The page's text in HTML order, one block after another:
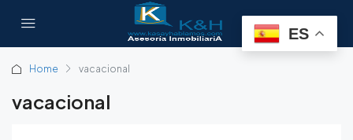
Home vacacional
vacacional
ES